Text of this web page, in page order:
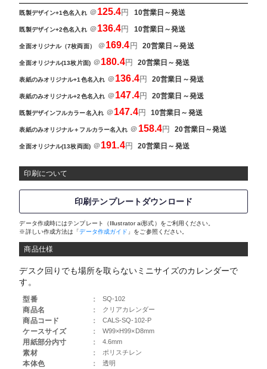
既製デザイン+1色名入れ ＠125.4円 10営業日～発送
既製デザイン+2色名入れ ＠136.4円 10営業日～発送
全面オリジナル（7枚両面） ＠169.4 円 20営業日～発送
全面オリジナル(13枚片面) ＠180.4円 20営業日～発送
表紙のみオリジナル+1色名入れ ＠136.4円20営業日～発送
表紙のみオリジナル+2色名入れ ＠147.4円20営業日～発送
既製デザインフルカラー名入れ ＠147.4円 10営業日～発送
表紙のみオリジナル＋フルカラー名入れ ＠ 158.4円20営業日～発送
全面オリジナル(13枚両面) ＠191.4円 20営業日～発送
印刷について
印刷テンプレートダウンロード
データ作成時にはテンプレート（Illustrator ai形式）をご利用ください。
※詳しい作成方法は「データ作成ガイド 」をご参照ください。
商品仕様
デスク回りでも場所を取らないミニサイズのカレンダーで
す。
型番 ： SQ-102
商品名 ： クリアカレンダー
商品コード ： CALS-SQ-102-P
ケースサイズ ： W99×H99×D8mm
用紙部分内寸 ： 4.6mm
素材 ： ポリスチレン
本体色 ： 透明